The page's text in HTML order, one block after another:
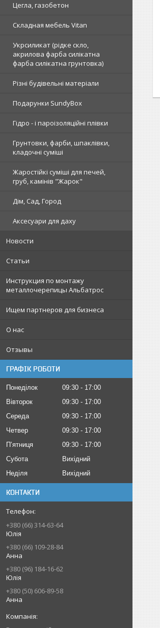
Цегла, газобетон
Складная мебель Vitan
Укрсиликат (рідке скло,
акрилова фарба силікатна
фарба силікатна грунтовка)
Різні будівельні матеріали
Подарунки SundyBox
Гідро - і пароізоляційні плівки
Грунтовки, фарби, шпаклівки,
кладочні суміші
Жаростійкі суміші для печей,
груб, камінів "Жарок"
Дім, Сад, Город
Аксесуари для даху
Новости
Статьи
Инструкция по монтажу
металлочерепицы Альбатрос
Ищем партнеров для бизнеса
О нас
Отзывы
ГРАФІК РОБОТИ
Понеділок 09:30
17:00
Вівторок
09:30
17:00
Середа
09:30
17:00
Четвер
09:30
17:00
Пʼятниця
09:30
17:00
Субота
Вихідний
Неділя
Вихідний
КОНТАКТИ
+380 (66) 314-63-64
Юлія
+380 (66) 109-28-84
Анна
+380 (96) 184-16-62
Юлія
+380 (50) 606-89-58
Анна